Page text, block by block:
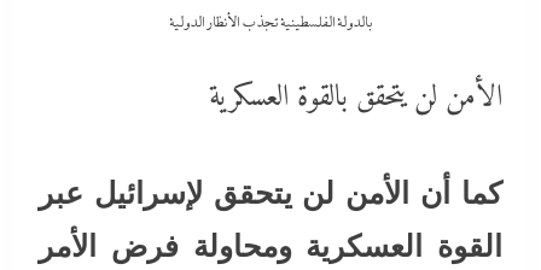
بالدولة الفلسطينية تجذب الأنظار الدولية
الأمن لن يتحقق بالقوة العسكرية
كما أن الأمن لن يتحقق لإسرائيل عبر
القوة العسكرية ومحاولة فرض الأمر